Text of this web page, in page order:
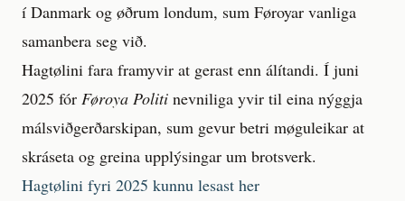
í Danmark og øðrum londum, sum Føroyar vanliga
samanbera seg við.
Hagtølini fara framyvir at gerast enn álítandi. Í juni
2025 fór Føroya Politi nevniliga yvir til eina nýggja
málsviðgerðarskipan, sum gevur betri møguleikar at
skráseta og greina upplýsingar um brotsverk.
Hagtølini fyri 2025 kunnu lesast her